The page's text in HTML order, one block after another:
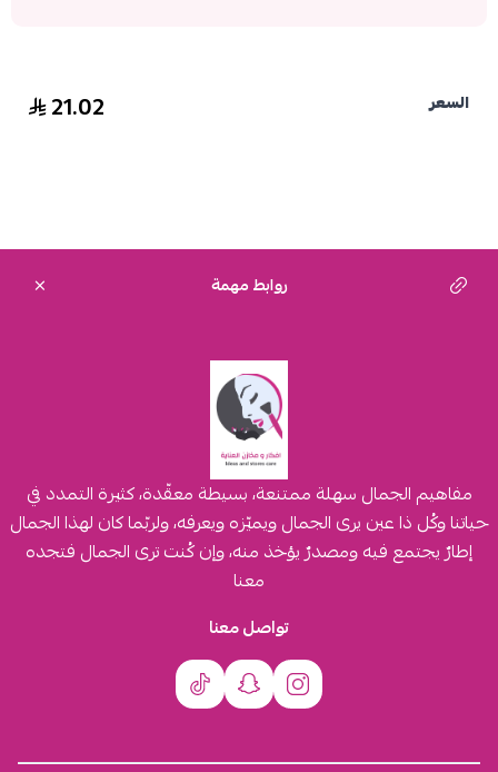
السعر 21.02
روابط مهمة
مفاهيم الجمال سهلة ممتنعة، بسيطة معقّدة، كثيرة التمدد في
حياتنا وكُل ذا عين يرى الجمال ويميّزه ويعرفه، ولربّما كان لهذا الجمال
إطارٌ يجتمع فيه ومصدرٌ يؤخذ منه، وإن كُنت ترى الجمال فتجده
معنا
تواصل معنا